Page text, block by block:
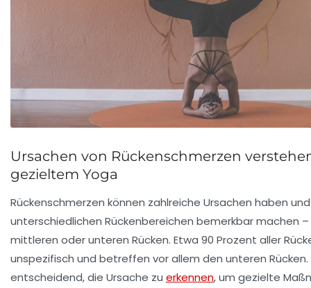
Ursachen von Rückenschmerzen
gezieltem Yoga
Rückenschmerzen können zahlreiche Ursachen haben
unterschiedlichen Rückenbereichen bemerkbar machen
mittleren oder unteren Rücken. Etwa 90 Prozent aller
unspezifisch und betreffen vor allem den unteren
entscheidend, die Ursache zu erkennen, um gezielte